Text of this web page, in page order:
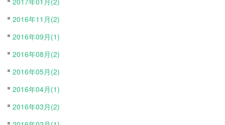
2016年11月(2)
2016年09月(1)
2016年08月(2)
2016年05月(2)
2016年04月(1)
2016年03月(2)